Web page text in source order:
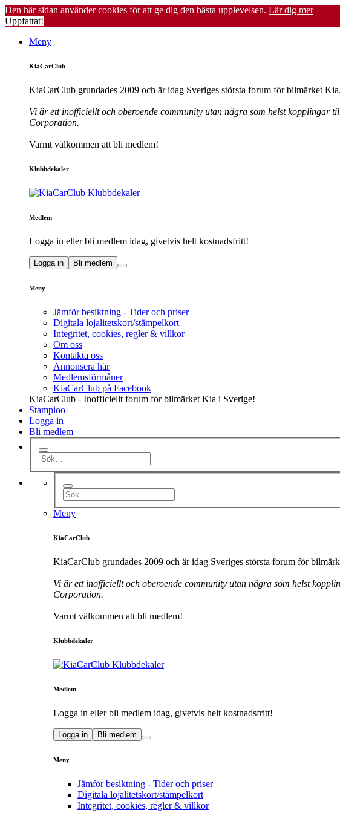
Den här sidan använder cookies för att ge dig den bästa upplevelsen. Lär dig mer
Uppfattat!
Meny
KiaCarClub
KiaCarClub grundades 2009 och är idag Sveriges största forum för bilmärket Kia.
Vi är ett inofficiellt och oberoende community utan några som helst
Corporation.
Varmt välkommen att bli medlem!
Klubbdekaler
Medlem
Logga in eller bli medlem idag, givetvis helt kostnadsfritt!
Logga in Bli medlem
Meny
Jämför besiktning - Tider och priser
Digitala lojalitetskort/stämpelkort
Integritet, cookies, regler & villkor
Om oss
Kontakta oss
Annonsera här
Medlemsförmåner
KiaCarClub på Facebook
KiaCarClub - Inofficiellt forum för bilmärket Kia i Sverige!
Stampioo
Logga in
Bli medlem
Meny
KiaCarClub
KiaCarClub grundades 2009 och är idag Sveriges största forum för
Vi är ett inofficiellt och oberoende community utan några som helst
Corporation.
Varmt välkommen att bli medlem!
Klubbdekaler
Medlem
Logga in eller bli medlem idag, givetvis helt kostnadsfritt!
Logga in Bli medlem
Meny
Jämför besiktning - Tider och priser
Digitala lojalitetskort/stämpelkort
Integritet, cookies, regler & villkor